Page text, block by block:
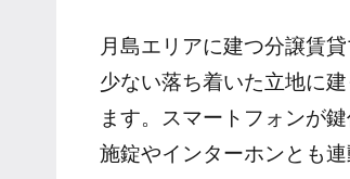
月島エリアに建つ分譲賃
少ない落ち着いた立地に
ます。スマートフォンが
施錠やインターホンとも